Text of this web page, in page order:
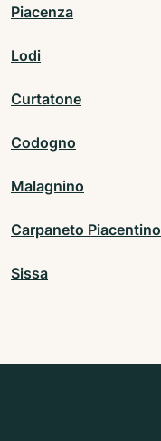
Piacenza
Lodi
Curtatone
Codogno
Malagnino
Carpaneto Piacentino
Sissa